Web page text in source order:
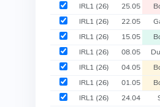
IRL1 (26) 25.05
IRL1 (26) 22.05
IRL1 (26) 15.05
IRL1 (26) 08.05
IRL1 (26) 04.05
IRL1 (26) 01.05
IRL1 (26) 24.04